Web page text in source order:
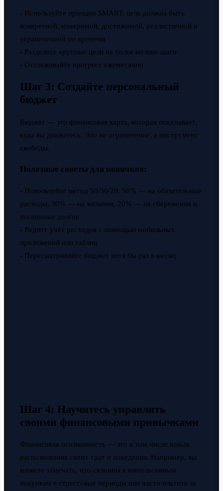
- Используйте принцип SMART: цель должна быть
конкретной, измеримой, достижимой, реалистичной и
ограниченной по времени
- Разделите крупные цели на более мелкие шаги
- Отслеживайте прогресс ежемесячно
Шаг 3: Создайте персональный
бюджет
Бюджет — это финансовая карта, которая показывает,
куда вы движетесь. Это не ограничение, а инструмент
свободы.
Полезные советы для новичков:
- Используйте метод 50/30/20: 50% — на обязательные
расходы, 30% — на желания, 20% — на сбережения и
погашение долгов
- Ведите учёт расходов с помощью мобильных
приложений или таблиц
- Пересматривайте бюджет хотя бы раз в месяц
Шаг 4: Научитесь управлять
своими финансовыми привычками
Финансовая осознанность — это в том числе навык
распознавания своих трат и поведения. Например, вы
можете замечать, что склонны к импульсивным
покупкам в стрессовые периоды или часто платите за